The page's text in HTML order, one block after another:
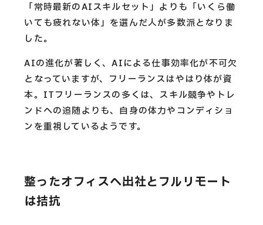
「常時最新のAIスキルセット」よりも「いくら働
いても疲れない体」を選んだ人が多数派となりま
した。
AIの進化が著しく、AIによる仕事効率化が不可欠
となっていますが、フリーランスはやはり体が資
本。ITフリーランスの多くは、スキル競争やトレ
ンドへの追随よりも、自身の体力やコンディショ
ンを重視しているようです。
整ったオフィスへ出社とフルリモート
は拮抗